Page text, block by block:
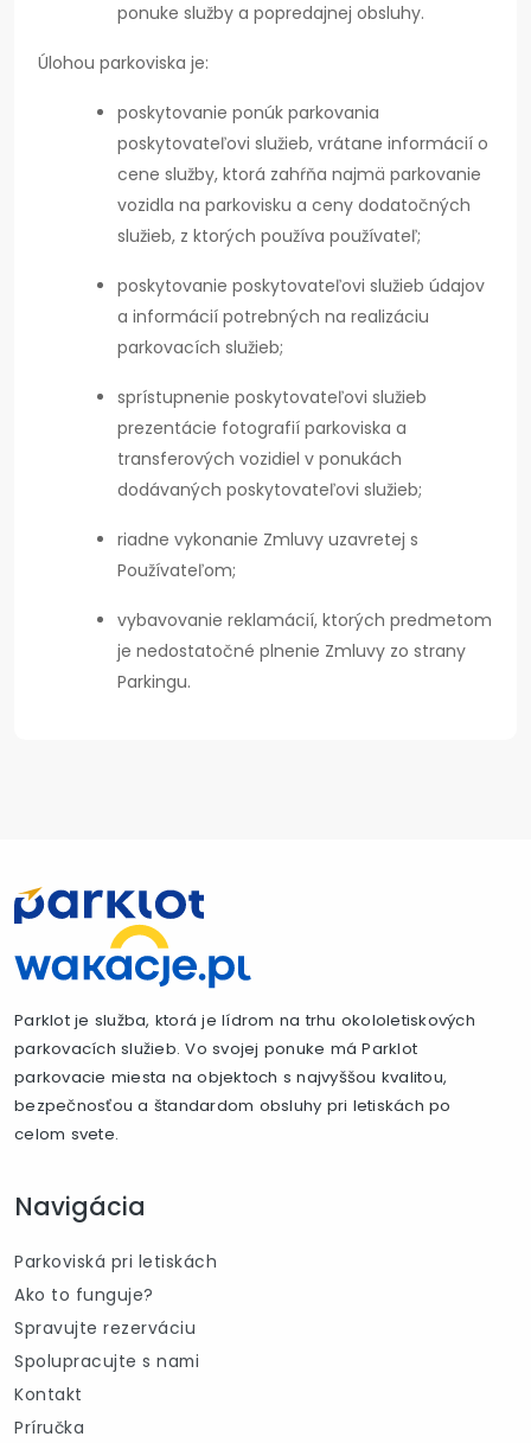
ponuke služby a popredajnej obsluhy.
Úlohou parkoviska je:
poskytovanie ponúk parkovania
poskytovateľovi služieb, vrátane informácií o
cene služby, ktorá zahŕňa najmä parkovanie
vozidla na parkovisku a ceny dodatočných
služieb, z ktorých používa používateľ;
poskytovanie poskytovateľovi služieb údajov
a informácií potrebných na realizáciu
parkovacích služieb;
sprístupnenie poskytovateľovi služieb
prezentácie fotografií parkoviska a
transferových vozidiel v ponukách
dodávaných poskytovateľovi služieb;
riadne vykonanie Zmluvy uzavretej s
Používateľom;
vybavovanie reklamácií, ktorých predmetom
je nedostatočné plnenie Zmluvy zo strany
Parkingu.
Parklot je služba, ktorá je lídrom na trhu okololetiskových
parkovacích služieb. Vo svojej ponuke má Parklot
parkovacie miesta na objektoch s najvyššou kvalitou,
bezpečnosťou a štandardom obsluhy pri letiskách po
celom svete.
Navigácia
Parkoviská pri letiskách
Ako to funguje?
Spravujte rezerváciu
Spolupracujte s nami
Kontakt
Príručka